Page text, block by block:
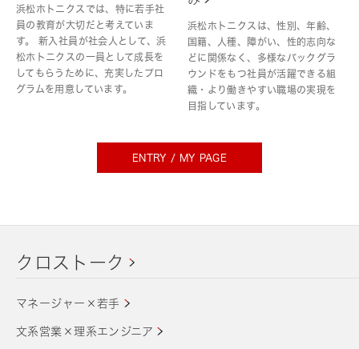
浜松ホトニクスでは、特に若手社
員の教育が大切だと考えていま
す。 新入社員が社会人として、浜
松ホトニクスの一員として成長を
してもらうために、充実したプロ
グラムを用意しています。
浜松ホトニクスは、性別、年齢、
国籍、人種、障がい、性的志向な
どに関係なく、多様なバックグラ
ウンドをもつ社員が活躍できる組
織・より働きやすい職場の実現を
目指しています。
ENTRY / MY PAGE
クロストーク
マネージャー×若手
文系営業×理系エンジニア